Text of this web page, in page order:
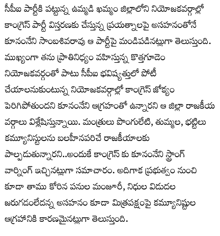
సీపీఐ పార్టీకి పట్టున్న ఉమ్మడి ఖమ్మం జిల్లాలోని నియోజకవర్గాల్లో
కాంగ్రెస్ పార్టీ విస్తరణకు చేస్తున్న ప్రయత్నాలపై అసహనంతోనే
కూనంనేని సాంబశివరావు ఆ పార్టీపై మండిపడినట్లుగా తెలుస్తుంది.
ముఖ్యంగా తను ప్రాతినిధ్యం వహిస్తున్న కొత్తగూడెం
నియోజకవర్గంతో పాటు సీపీఐ భవిష్యత్తులో పోటీ
చేయాలనుకుంటున్న నియోజకవర్గాల్లో కాంగ్రెస్ జోక్యం
పెరిగిపోతుందని కూనంనేని ఆగ్రహంతో ఉన్నారని ఆ జిల్లా రాజకీయ
వర్గాలు విశ్లేషిస్తున్నాయి. మంత్రులు పొంగులేటి, తుమ్మల, భట్టిలు
కమ్యూనిస్టులను బలహీనపరిచే రాజకీయాలకు
పాల్పడుతున్నారని..అందుకే కాంగ్రెస్ కు కూనంనేని స్ట్రాంగ్
వార్నింగ్ ఇచ్చినట్లుగా సమాచారం. అదిగాక ప్రభుత్వం నుంచి
కూడా తాము కోరిన పనుల మంజూరీ, నిధుల విడుదల
జరుగడంలేదన్న అసహనం కూడా మిత్రపక్షంపై కమ్యూనిష్టుల
ఆగ్రహానికి కారణమైనట్లుగా తెలుస్తుంది.